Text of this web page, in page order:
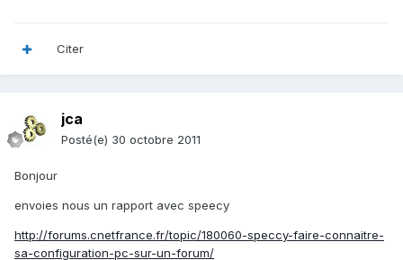
Citer
jca
Posté(e) 30 octobre 2011
Bonjour
envoies nous un rapport avec speecy
http://forums.cnetfrance.fr/topic/180060-speccy-faire-connaitre-
sa-configuration-pc-sur-un-forum/